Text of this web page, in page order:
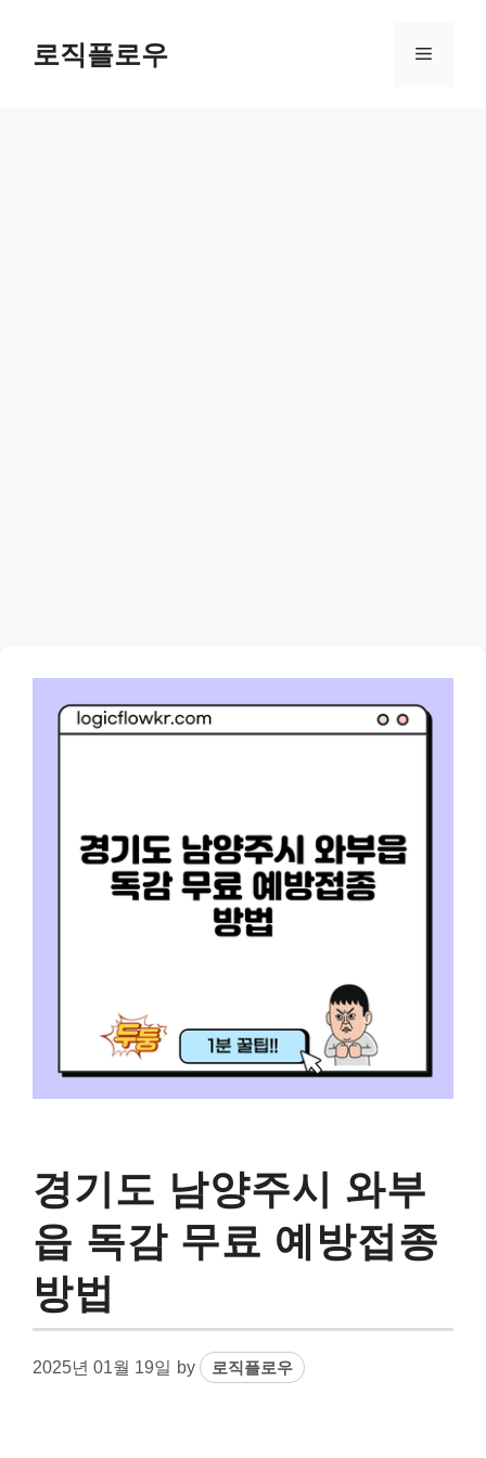
content로직플로우 Menu
경기도 남양주시 와부
읍 독감 무료 예방접종
방법
2025년 01월 19일 by 로직플로우